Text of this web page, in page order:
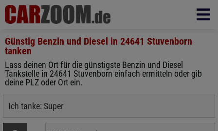
Günstig Benzin und Diesel in 24641 Stuvenborn
tanken
Lass deinen Ort für die günstigste Benzin und Diesel
Tankstelle in 24641 Stuvenborn einfach ermitteln oder gib
deine PLZ oder Ort ein.